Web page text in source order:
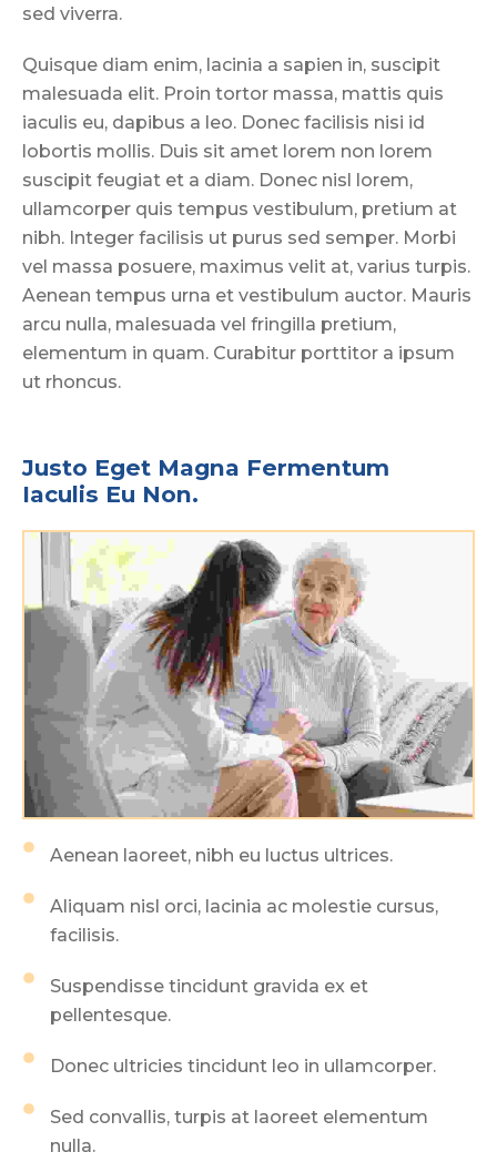
sed viverra.
Quisque diam enim, lacinia a sapien in, suscipit
malesuada elit. Proin tortor massa, mattis quis
iaculis eu, dapibus a leo. Donec facilisis nisi id
lobortis mollis. Duis sit amet lorem non lorem
suscipit feugiat et a diam. Donec nisl lorem,
ullamcorper quis tempus vestibulum, pretium at
nibh. Integer facilisis ut purus sed semper. Morbi
vel massa posuere, maximus velit at, varius turpis.
Aenean tempus urna et vestibulum auctor. Mauris
arcu nulla, malesuada vel fringilla pretium,
elementum in quam. Curabitur porttitor a ipsum
ut rhoncus.
Justo Eget Magna Fermentum
Iaculis Eu Non.
Aenean laoreet, nibh eu luctus ultrices.
Aliquam nisl orci, lacinia ac molestie cursus,
facilisis.
Suspendisse tincidunt gravida ex et
pellentesque.
Donec ultricies tincidunt leo in ullamcorper.
Sed convallis, turpis at laoreet elementum
nulla.